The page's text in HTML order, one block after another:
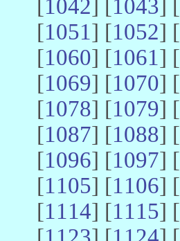
[1042] [1043] [
[1051] [1052] [
[1060] [1061] [
[1069] [1070] [
[1078] [1079] [
[1087] [1088] [
[1096] [1097] [
[1105] [1106] [
[1114] [1115] [